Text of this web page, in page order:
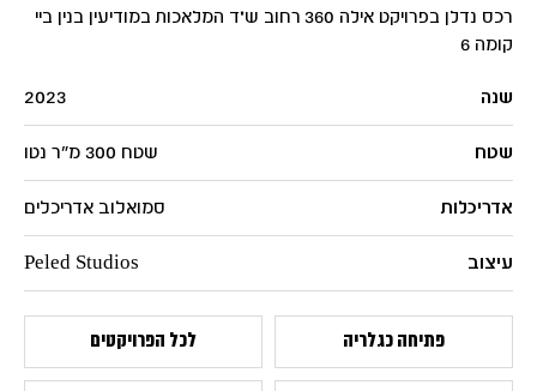
רכס נדלן בפרויקט אילה 360 רחוב ש"ד המלאכות במודיעין בנין ביי
קומה 6
שנה
2023
שטח שטח 300 מ"ר נטו
אדריכלות סמואלוב אדריכלים
עיצוב Peled Studios
פתיחה כגלריה לכל הפרויקטים